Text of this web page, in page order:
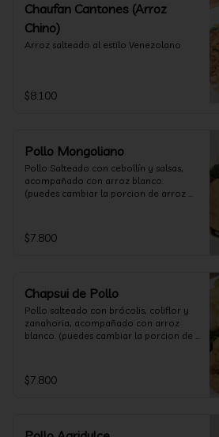
Chaufan Cantones (Arroz
Chino)
Arroz salteado al estilo Venezolano
$8.100
Pollo Mongoliano
Pollo Salteado con cebollín y salsas,
acompañado con arroz blanco.
(puedes cambiar la porcion de arroz
$7.800
Chapsui de Pollo
Pollo salteado con brócolis, coliflor y
zanahoria, acompañado con arroz
blanco. (puedes cambiar la porcion de
$7.800